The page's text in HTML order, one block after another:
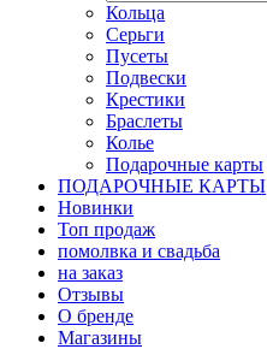
Кольца
Серьги
Пусеты
Подвески
Крестики
Браслеты
Колье
Подарочные карты
ПОДАРОЧНЫЕ КАРТЫ
Новинки
Топ продаж
помолвка и свадьба
на заказ
Отзывы
О бренде
Магазины